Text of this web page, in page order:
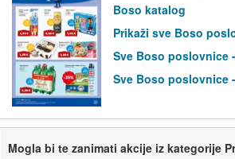
Boso katalog
Prikaži sve Boso
Sve Boso poslovnice
Sve Boso poslovnice
Mogla bi te zanimati akcije iz kategorije